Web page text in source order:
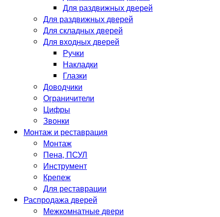
Для раздвижных дверей
Для раздвижных дверей
Для складных дверей
Для входных дверей
Ручки
Накладки
Глазки
Доводчики
Ограничители
Цифры
Звонки
Монтаж и реставрация
Монтаж
Пена, ПСУЛ
Инструмент
Крепеж
Для реставрации
Распродажа дверей
Межкомнатные двери